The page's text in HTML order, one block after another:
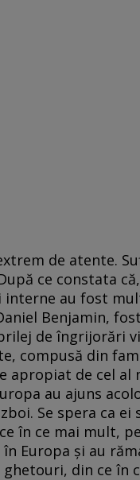
de atente.
ce constata
au fost
Benjamin,
de îngrijorări
compusă din
apropiat de cel al
au ajuns
Se spera ca ei
în ce mai mult,
Europa și au
din ce în